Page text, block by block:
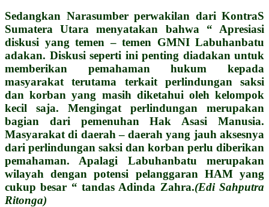
Sedangkan Narasumber perwakilan dari KontraS
Sumatera Utara menyatakan bahwa “ Apresiasi
diskusi yang temen – temen GMNI Labuhanbatu
adakan. Diskusi seperti ini penting diadakan untuk
memberikan pemahaman hukum kepada
masyarakat terutama terkait perlindungan saksi
dan korban yang masih diketahui oleh kelompok
kecil saja. Mengingat perlindungan merupakan
bagian dari pemenuhan Hak Asasi Manusia.
Masyarakat di daerah – daerah yang jauh aksesnya
dari perlindungan saksi dan korban perlu diberikan
pemahaman. Apalagi Labuhanbatu merupakan
wilayah dengan potensi pelanggaran HAM yang
cukup besar “ tandas Adinda Zahra.(Edi Sahputra
Ritonga)